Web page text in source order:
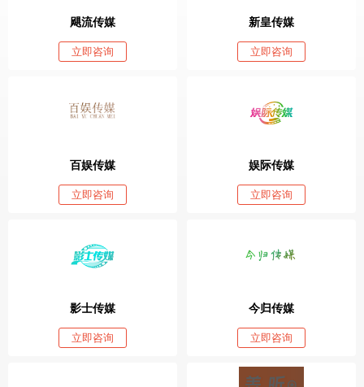
飓流传媒
立即咨询
新皇传媒
立即咨询
百娱传媒
立即咨询
娱际传媒
立即咨询
影士传媒
立即咨询
今归传媒
立即咨询